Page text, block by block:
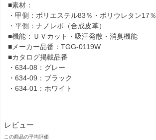
■素材：
・甲側：ポリエステル83％・ポリウレタン17％
・平側：ナノレボ（合成皮革）
■機能：ＵＶカット・吸汗発散・消臭機能
■メーカー品番：TGG-0119W
■カタログ掲載品番
・634-08：グレー
・634-09：ブラック
・634-01：ホワイト
レビュー